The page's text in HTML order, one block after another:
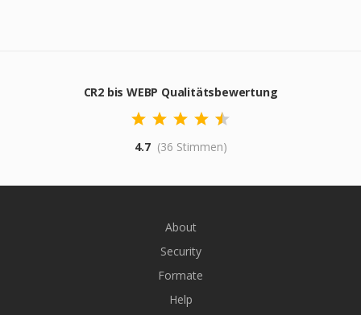
CR2 bis WEBP Qualitätsbewertung
4.7 (36 Stimmen)
About
Security
Formate
Help